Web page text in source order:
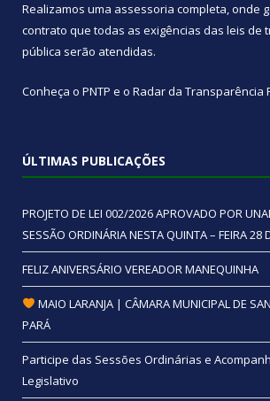
Realizamos uma assessoria completa, onde
contrato que todas as exigências das leis de
pública serão atendidas.
Conheça o PNTP e o Radar da Transparência
ÚLTIMAS PUBLICAÇÕES
PROJETO DE LEI 002/2026 APROVADO POR
SESSÃO ORDINÁRIA NESTA QUINTA – FEIRA 28
FELIZ ANIVERSÁRIO VEREADOR MANEQUINHA
MAIO LARANJA | CÂMARA MUNICIPAL DE
PARÁ
Participe das Sessões Ordinárias e
Legislativo